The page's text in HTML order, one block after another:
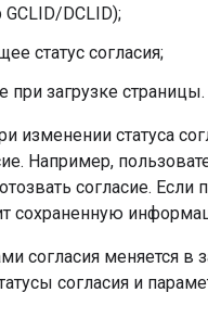
DCLID);
статус согласия;
при загрузке страницы.
изменении статуса
Например,
согласие.
сохраненную
согласия меняется в
согласия и